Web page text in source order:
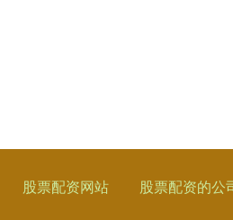
股票配资网站 股票配资的公